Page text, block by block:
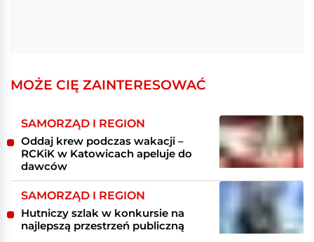
MOŻE CIĘ ZAINTERESOWAĆ
SAMORZĄD I REGION
Oddaj krew podczas wakacji –
RCKiK w Katowicach apeluje do
dawców
SAMORZĄD I REGION
Hutniczy szlak w konkursie na
najlepszą przestrzeń publiczną